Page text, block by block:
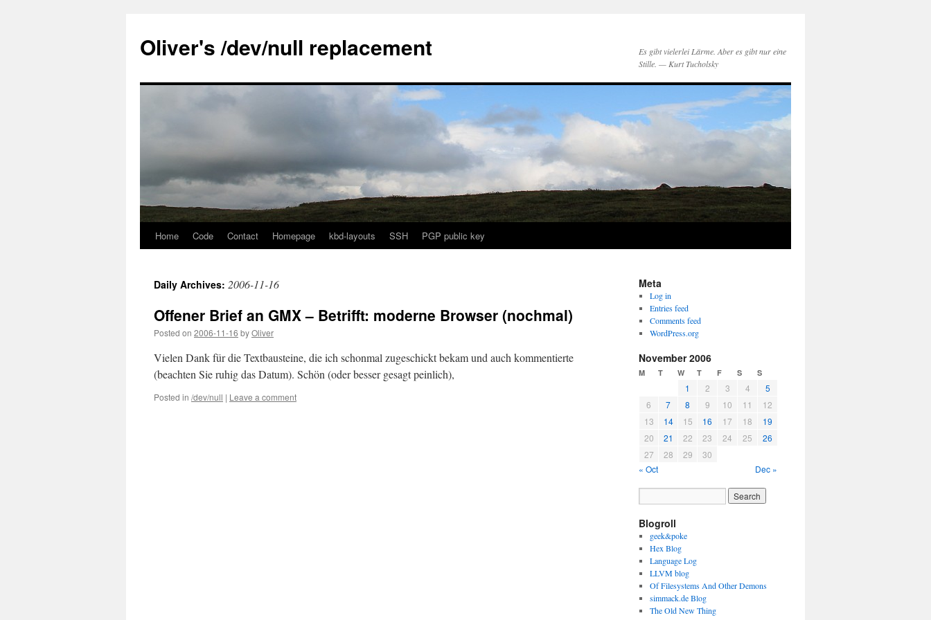
content
Oliver's /dev/null replacement
Es gibt vielerlei Lärme. Aber es gibt nur eine
Stille. — Kurt Tucholsky
Home Code Contact Homepage kbd-layouts SSH PGP public key
Daily Archives: 2006-11-16
Offener Brief an GMX – Betrifft: moderne Browser (nochmal)
Posted on 2006-11-16 byOliver
Vielen Dank für die Textbausteine, die ich schonmal zugeschickt bekam und auch kommentierte
(beachten Sie ruhig das Datum). Schön (oder besser gesagt peinlich),
Posted in /dev/null | Leave a comment
Meta
Log in
Entries feed
Comments feed
WordPress.org
November 2006
M T W T F S S
1 2 3 4
5
6
7 8 9 10 11
12
13
14 15 16 17 18
19
20
21 22 23 24 25
26
27
28 29
30
« Oct
Dec »
Blogroll
geek&poke
Hex Blog
Language Log
LLVM blog
Of Filesystems And Other Demons
simmack.de Blog
The Old New Thing